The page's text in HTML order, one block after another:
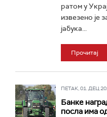
ратом у
извезено је
јабука...
Прочитај
ПЕТАК, 01. ДЕЦ
Банке
посла има